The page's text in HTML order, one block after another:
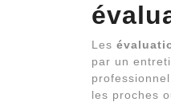
Les
par un
les proches